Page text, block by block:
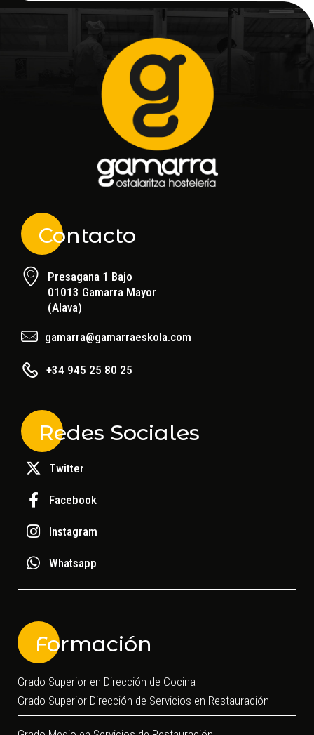
Contacto
Presagana 1 Bajo
01013 Gamarra Mayor
(Alava)
gamarra@gamarraeskola.com
+34 945 25 80 25
Redes Sociales
Twitter
Facebook
Instagram
Whatsapp
Formación
Grado Superior en Dirección de Cocina
Grado Superior Dirección de Servicios en Restauración